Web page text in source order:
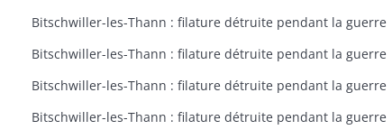
Bitschwiller-les-Thann : filature détruite pendant la guerre
Bitschwiller-les-Thann : filature détruite pendant la guerre
Bitschwiller-les-Thann : filature détruite pendant la guerre
Bitschwiller-les-Thann : filature détruite pendant la guerre